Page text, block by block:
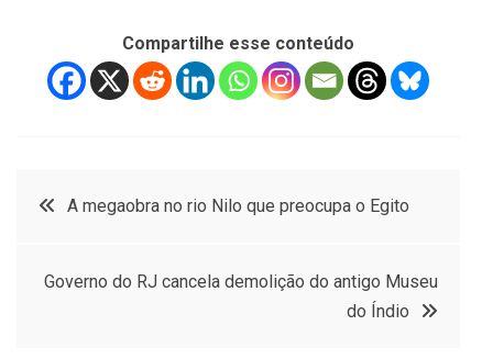
Compartilhe esse conteúdo
Navegação
A megaobra no rio Nilo que preocupa o Egito
Governo do RJ cancela demolição do antigo Museu
do Índio